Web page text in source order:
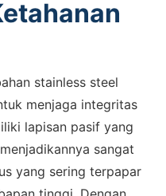
stainless steel
menjaga integritas
lapisan pasif yang
sangat
yang sering terpapar